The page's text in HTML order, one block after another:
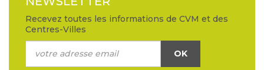
Recevez toutes les informations de CVM et des
Centres-Villes
OK